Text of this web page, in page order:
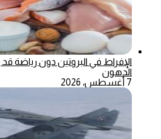
الإفراط في البروتين دون رياضة
الدهون
7 أغسطس، 2026